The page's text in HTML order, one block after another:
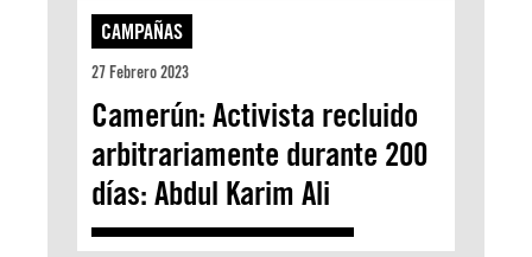
CAMPAÑAS
27 Febrero 2023
Camerún: Activista recluido
arbitrariamente durante 200
días: Abdul Karim Ali